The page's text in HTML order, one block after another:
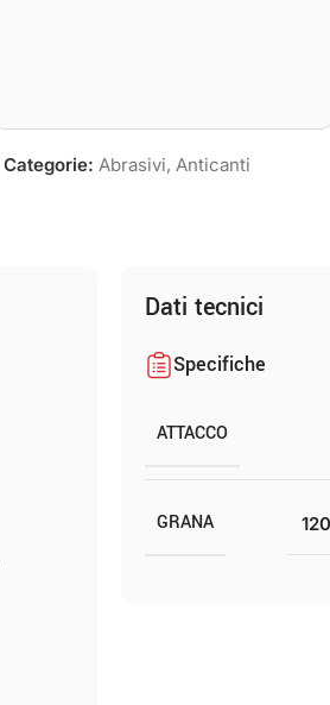
Categorie: Abrasivi, Anticanti
Dati tecnici
Specifiche
ATTACCO
GRANA 120